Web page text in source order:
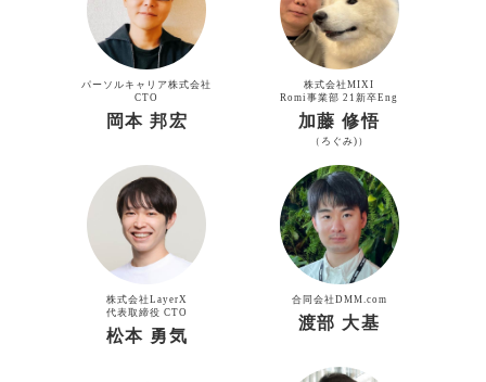
パーソルキャリア株式会社
CTO
岡本 邦宏
株式会社MIXI
Romi事業部 21新卒Eng
加藤 修悟
（ろぐみ)）
株式会社LayerX
代表取締役 CTO
松本 勇気
合同会社DMM.com
渡部 大基